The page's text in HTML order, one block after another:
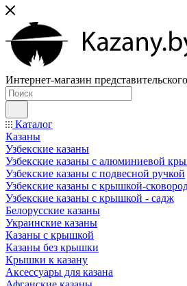
Интернет-магазин
Каталог
Казаны
Узбекские казаны
Узбекские казаны с алюминиевой
Узбекские казаны с подвесной ручкой
Узбекские казаны с крышкой-
Узбекские казаны с крышкой - садж
Белорусские казаны
Украинские казаны
Казаны с крышкой
Казаны без крышки
Крышки к казану
Аксессуары для казана